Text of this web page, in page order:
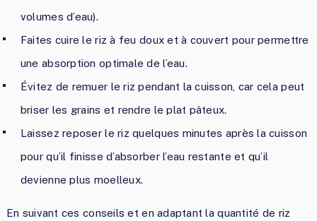
volumes d’eau).
Faites cuire le riz à feu doux et à couvert pour permettre
une absorption optimale de l’eau.
Évitez de remuer le riz pendant la cuisson, car cela peut
briser les grains et rendre le plat pâteux.
Laissez reposer le riz quelques minutes après la cuisson
pour qu’il finisse d’absorber l’eau restante et qu’il
devienne plus moelleux.
En suivant ces conseils et en adaptant la quantité de riz